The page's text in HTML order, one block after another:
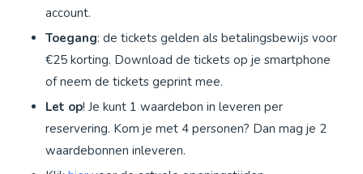
account.
Toegang: de tickets gelden als betalingsbewijs voor
€25 korting. Download de tickets op je smartphone
of neem de tickets geprint mee.
Let op! Je kunt 1 waardebon in leveren per
reservering. Kom je met 4 personen? Dan mag je 2
waardebonnen inleveren.